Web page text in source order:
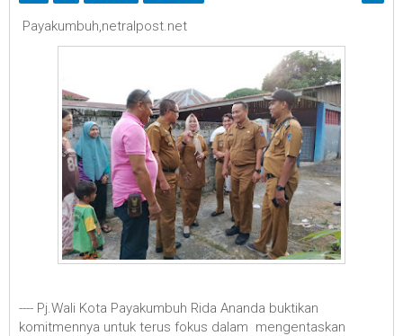
Payakumbuh,netralpost.net
---- Pj.Wali Kota Payakumbuh Rida Ananda buktikan
komitmennya untuk terus fokus dalam mengentaskan